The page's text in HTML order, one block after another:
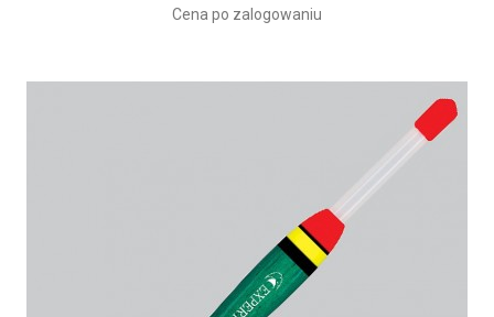
Cena po zalogowaniu